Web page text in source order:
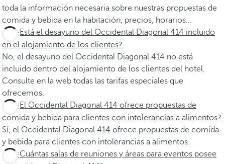
toda la información necesaria sobre nuestras propuestas de
comida y bebida en la habitación, precios, horarios...
¿Está el desayuno del Occidental Diagonal 414 incluido
en el alojamiento de los clientes?
No, el desayuno del Occidental Diagonal 414 no está
incluido dentro del alojamiento de los clientes del hotel.
Consulte en la web todas las tarifas especiales que
ofrecemos.
¿El Occidental Diagonal 414 ofrece propuestas de
comida y bebida para clientes con intolerancias a alimentos?
Sí, el Occidental Diagonal 414 ofrece propuestas de comida
y bebida para clientes con intolerancias a alimentos.
¿Cuántas salas de reuniones y áreas para eventos posee